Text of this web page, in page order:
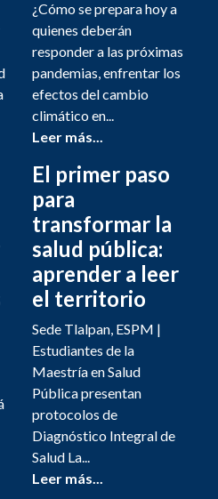
¿Cómo se prepara hoy a
quienes deberán
responder a las próximas
pandemias, enfrentar los
efectos del cambio
climático en...
Leer más...
El primer paso
para
transformar la
salud pública:
aprender a leer
el territorio
Sede Tlalpan, ESPM |
Estudiantes de la
Maestría en Salud
Pública presentan
protocolos de
Diagnóstico Integral de
Salud La...
Leer más...